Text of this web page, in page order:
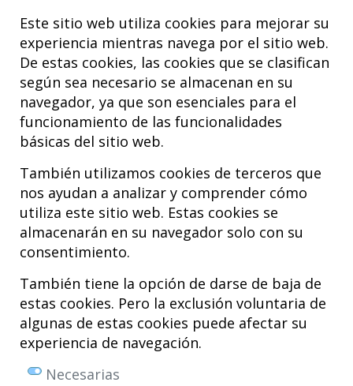
Este sitio web utiliza cookies para mejorar su
experiencia mientras navega por el sitio web.
De estas cookies, las cookies que se clasifican
según sea necesario se almacenan en su
navegador, ya que son esenciales para el
funcionamiento de las funcionalidades
básicas del sitio web.
También utilizamos cookies de terceros que
nos ayudan a analizar y comprender cómo
utiliza este sitio web. Estas cookies se
almacenarán en su navegador solo con su
consentimiento.
También tiene la opción de darse de baja de
estas cookies. Pero la exclusión voluntaria de
algunas de estas cookies puede afectar su
experiencia de navegación.
Necesarias
Traumatología(Elsevier)— y ha participado en numerosas
comunicaciones en congresos nacionales e internacionales
(SECOT, SCLECARTO, EFORT), recibiendo varios premios por su
labor clínica y académica.
Hospital MiKS Ospitalea
C/ Duque de Wellington, 33
01010 - Vitoria-Gasteiz
Tel. +34 945 252 077
pacientes@hospitalmiks.com
El Hospital MiKS es un centro innovador dedicado a la